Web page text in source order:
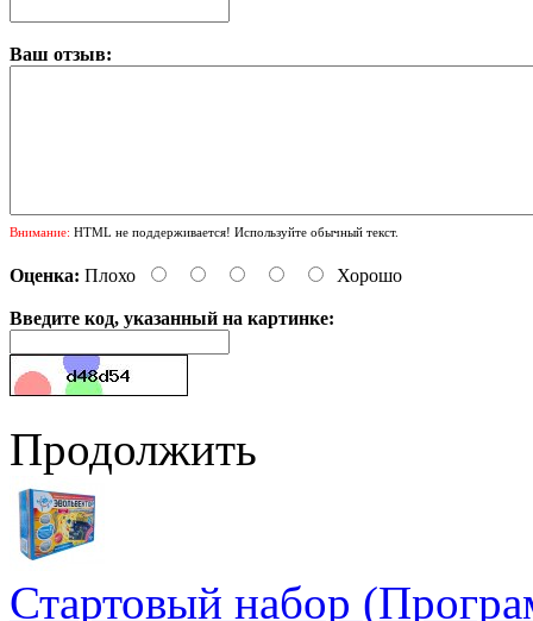
Ваш отзыв:
Внимание: HTML не поддерживается! Используйте обычный текст.
Оценка: Плохо Хорошо
Введите код, указанный на картинке:
Продолжить
Стартовый набор